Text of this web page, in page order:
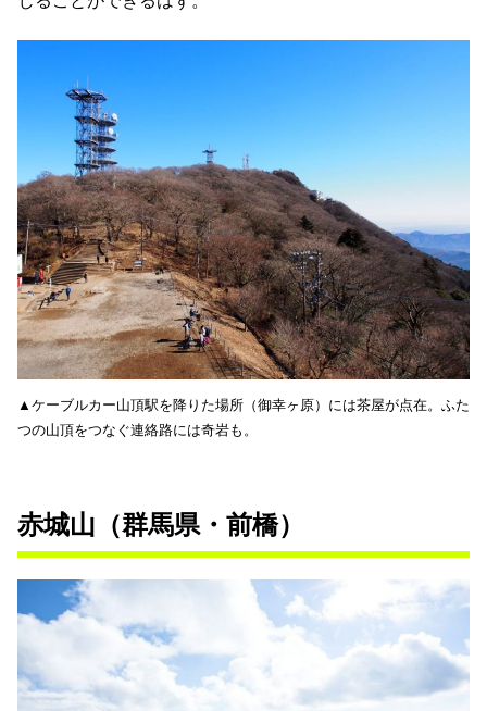
▲ケーブルカー山頂駅を降りた場所（御幸ヶ原）には茶屋が点在。ふた
つの山頂をつなぐ連絡路には奇岩も。
赤城山（群馬県・前橋）